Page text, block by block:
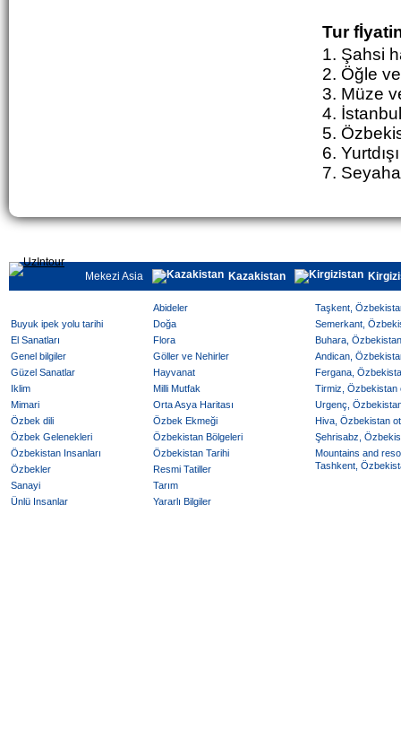
Tur
1. Şahsi
2. Öğ le
3. Müze
4.
5.
6.
7.
Mekezi Asia Kazakistan
Abideler
Buyuk ipek yolu tarihi
Doğa
El Sanatları
Flora
Genel bilgiler
Göller ve Nehirler
Güzel Sanatlar
Hayvanat
Iklim
Milli Mutfak
Mimari
Orta Asya Haritası
Özbek dili
Özbek Ekmeği
Özbek Gelenekleri
Özbekistan Bölgeleri
Özbekistan Insanları
Özbekistan Tarihi
Özbekler
Resmi Tatiller
Sanayi
Tarım
Ünlü Insanlar
Yararlı Bilgiler
Taşkent,
Semerkant,
Buhara,
Andican,
Fergana,
Tirmiz, Özbekistan
Urgenç,
Hiva, Özbekistan
Şehrisabz,
Mountains and
Tashkent,